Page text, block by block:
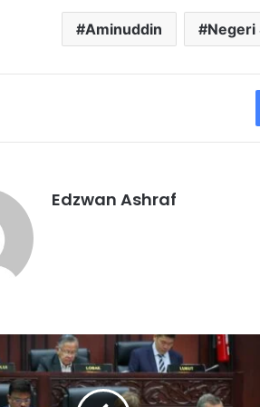
Aminuddin Negeri
Edzwan Ashraf